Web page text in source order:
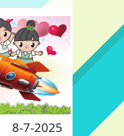
8-7-2025